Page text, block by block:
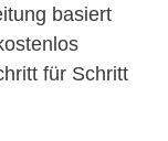
basiert
für Schritt